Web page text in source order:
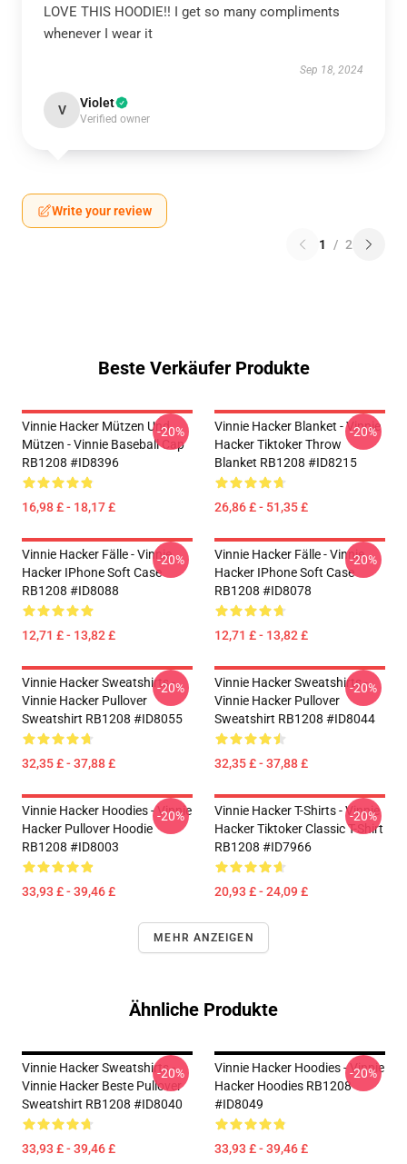
LOVE THIS HOODIE!! I get so many compliments
whenever I wear it
Sep 18, 2024
V Violet
Verified owner
Write your review
1 / 2
Beste Verkäufer Produkte
Vinnie Hacker Mützen Und
Mützen - Vinnie Baseball Cap
RB1208 #ID8396
16,98 £ - 18,17 £
-20%
Vinnie Hacker Blanket - Vinnie
Hacker Tiktoker Throw
Blanket RB1208 #ID8215
26,86 £ - 51,35 £
-20%
Vinnie Hacker Fälle - Vinnie
Hacker IPhone Soft Case
RB1208 #ID8088
12,71 £ - 13,82 £
-20%
Vinnie Hacker Fälle - Vinnie
Hacker IPhone Soft Case
RB1208 #ID8078
12,71 £ - 13,82 £
-20%
Vinnie Hacker Sweatshirts -
Vinnie Hacker Pullover
Sweatshirt RB1208 #ID8055
32,35 £ - 37,88 £
-20%
Vinnie Hacker Sweatshirts -
Vinnie Hacker Pullover
Sweatshirt RB1208 #ID8044
32,35 £ - 37,88 £
-20%
Vinnie Hacker Hoodies - Vinnie
Hacker Pullover Hoodie
RB1208 #ID8003
33,93 £ - 39,46 £
-20%
Vinnie Hacker T-Shirts - Vinnie
Hacker Tiktoker Classic T-Shirt
RB1208 #ID7966
20,93 £ - 24,09 £
-20%
MEHR ANZEIGEN
Ähnliche Produkte
Vinnie Hacker Sweatshirts -
Vinnie Hacker Beste Pullover
Sweatshirt RB1208 #ID8040
33,93 £ - 39,46 £
-20%
Vinnie Hacker Hoodies - Vinnie
Hacker Hoodies RB1208
#ID8049
33,93 £ - 39,46 £
-20%